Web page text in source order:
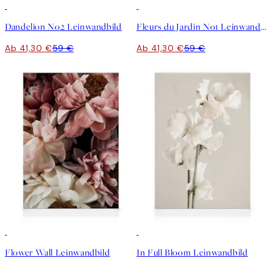
Dandelion No2 Leinwandbild
Ab 41,30 €59 €
Fleurs du Jardin No1 Leinwandbild
Ab 41,30 €59 €
Flower Wall Leinwandbild In Full Bloom Leinwandbild